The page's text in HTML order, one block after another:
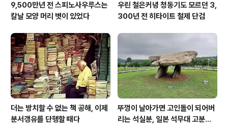
9,500만년 전 스피노사우루스는
칼날 모양 머리 볏이 있었다
우린 철은커녕 청동기도 모르던 3,
300년 전 히타이트 철제 단검
더는 방치할 수 없는 책 공해, 이제
분서갱유를 단행할 때다
뚜껑이 날아가면 고인돌이 되어버
리는 석실분, 일본 석무대 고분의